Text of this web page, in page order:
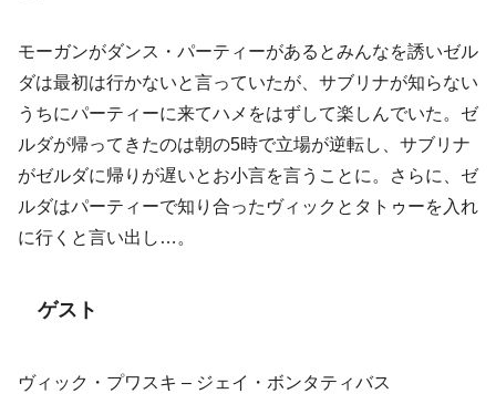
モーガンがダンス・パーティーがあるとみんなを誘いゼル
ダは最初は行かないと言っていたが、サブリナが知らない
うちにパーティーに来てハメをはずして楽しんでいた。ゼ
ルダが帰ってきたのは朝の5時で立場が逆転し、サブリナ
がゼルダに帰りが遅いとお小言を言うことに。さらに、ゼ
ルダはパーティーで知り合ったヴィックとタトゥーを入れ
に行くと言い出し…。
ゲスト
ヴィック・プワスキ – ジェイ・ボンタティバス